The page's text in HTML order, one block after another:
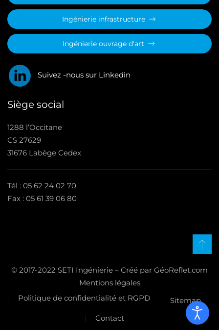
Ingénierie infrastructure
Ingénierie ouvrage d'art
Suivez -nous sur Linkedin
Siège social
1288 l’Occitane
CS 27629
31676 Labège Cedex
Tél : 05 62 24 02 70
Fax : 05 61 39 06 80
© 2017-2022 SETI Ingénierie – Créé par GéoReflet.com
Mentions légales
Politique de confidentialité et RGPD
Sitemap
Contact